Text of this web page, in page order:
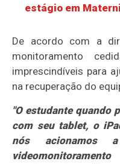
estágio em
De acordo com a
monitoramento
imprescindíveis para
na recuperação do
"O estudante quando
com seu tablet, o
nós acionamos